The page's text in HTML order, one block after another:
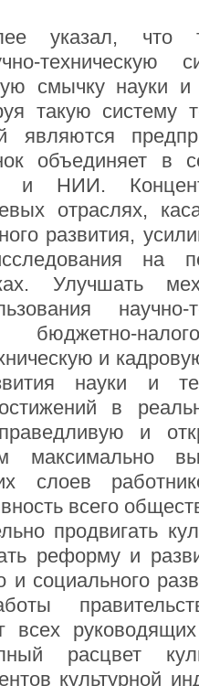
указал, что
смычку науки и
такую систему
являются
объединяет в
и НИИ.
отраслях,
развития,
на
Улучшать
научно-
бюджетно-
и
науки и
в
и
слоев
всего
продвигать
реформу и
и социального
всех
расцвет
культурной